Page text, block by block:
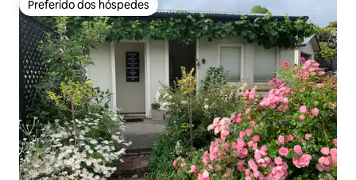
Preferido dos hóspedes
Preferido dos hóspedes